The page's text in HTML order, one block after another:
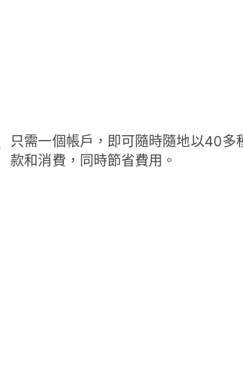
只需一個帳戶，即可隨時隨地以40多
款和消費，同時節省費用。